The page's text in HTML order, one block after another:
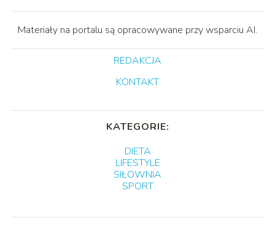
Materiały na portalu są opracowywane przy wsparciu AI.
REDAKCJA
KONTAKT
KATEGORIE:
DIETA
LIFESTYLE
SIŁOWNIA
SPORT